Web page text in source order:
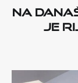
Na
je